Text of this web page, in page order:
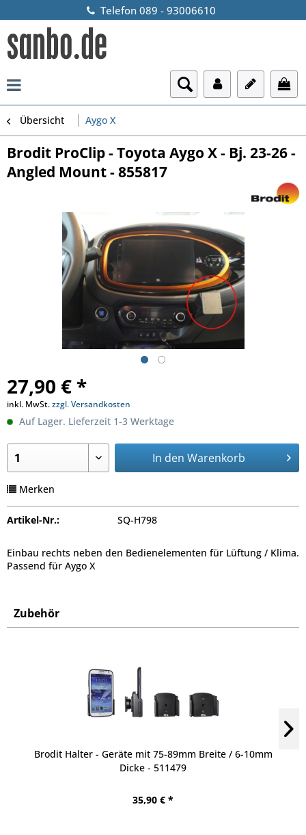
Telefon 089 - 93006610
Übersicht Aygo X
Brodit ProClip - Toyota Aygo X - Bj. 23-26 -
Angled Mount - 855817
27,90 € *
inkl. MwSt.zzgl. Versandkosten
Auf Lager. Lieferzeit 1-3 Werktage
In den Warenkorb
Merken
Artikel-Nr.: SQ-H798
Einbau rechts neben den Bedienelementen für Lüftung / Klima.
Passend für Aygo X
Zubehör
Brodit Halter - Geräte mit 75-89mm Breite / 6-10mm
Dicke - 511479
35,90 € *